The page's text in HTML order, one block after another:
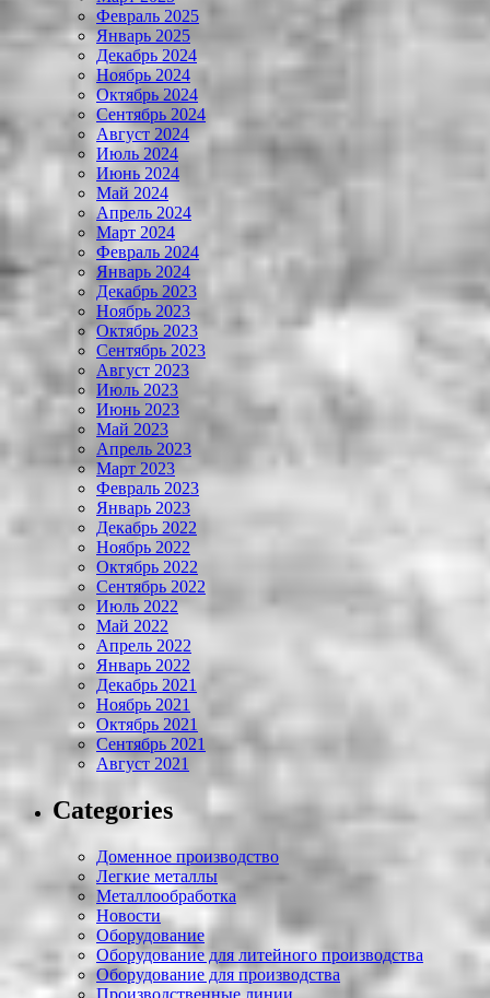
Февраль 2025
Январь 2025
Декабрь 2024
Ноябрь 2024
Октябрь 2024
Сентябрь 2024
Август 2024
Июль 2024
Июнь 2024
Май 2024
Апрель 2024
Март 2024
Февраль 2024
Январь 2024
Декабрь 2023
Ноябрь 2023
Октябрь 2023
Сентябрь 2023
Август 2023
Июль 2023
Июнь 2023
Май 2023
Апрель 2023
Март 2023
Февраль 2023
Январь 2023
Декабрь 2022
Ноябрь 2022
Октябрь 2022
Сентябрь 2022
Июль 2022
Май 2022
Апрель 2022
Январь 2022
Декабрь 2021
Ноябрь 2021
Октябрь 2021
Сентябрь 2021
Август 2021
Categories
Доменное производство
Легкие металлы
Металлообработка
Новости
Оборудование
Оборудование для литейного производства
Оборудование для производства